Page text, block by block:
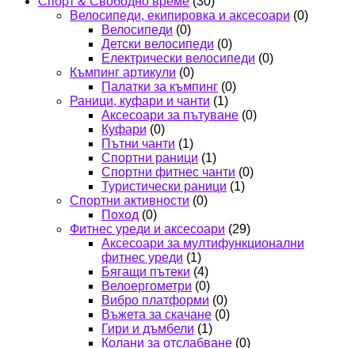
Велосипеди, екипировка и аксесоари (0)
Велосипеди (0)
Детски велосипеди (0)
Електрически велосипеди (0)
Къмпинг артикули (0)
Палатки за къмпинг (0)
Раници, куфари и чанти (1)
Аксесоари за пътуване (0)
Куфари (0)
Пътни чанти (1)
Спортни раници (1)
Спортни фитнес чанти (0)
Туристически раници (1)
Спортни активности (0)
Поход (0)
Фитнес уреди и аксесоари (29)
Аксесоари за мултифункционални
фитнес уреди (1)
Бягащи пътеки (4)
Велоергометри (0)
Вибро платформи (0)
Въжета за скачане (0)
Гири и дъмбели (1)
Колани за отслабване (0)